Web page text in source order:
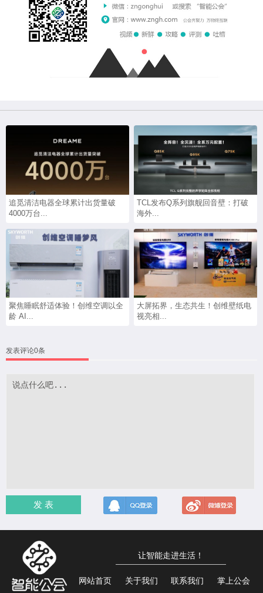
追觅清洁电器全球累计出货量破
4000万台...
TCL发布Q系列旗舰回音壁：打破
海外...
聚焦睡眠舒适体验！创维空调以全
龄 AI...
大屏拓界，生态共生！创维壁纸电
视亮相...
发表评论0条
发 表
让智能走进生活！
网站首页 关于我们 联系我们 掌上公会